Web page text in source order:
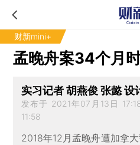
财新mini+
孟晚舟案34个月
实习记者 胡燕俊 张懿 设
发布于 2021年07月13日
11:58
2018年12月孟晚舟遭加拿